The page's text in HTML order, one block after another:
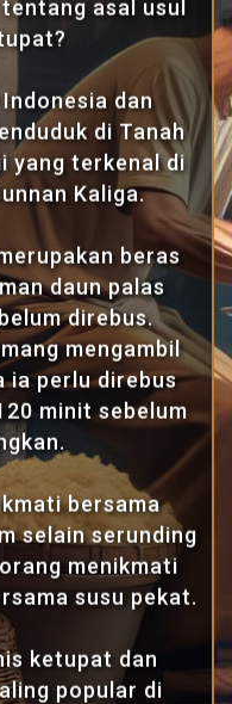
asal usul
dan
di Tanah
yang terkenal di
Kaliga.
beras
daun palas
direbus.
mengambil
ia perlu direbus
minit sebelum
bersama
selain serunding
menikmati
susu pekat.
ketupat dan
popular di